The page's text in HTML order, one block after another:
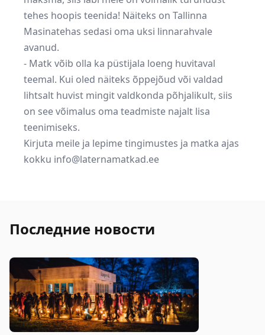
tehes hoopis teenida! Näiteks on Tallinna
Masinatehas sedasi oma uksi linnarahvale
avanud.
- Matk võib olla ka püstijala loeng huvitaval
teemal. Kui oled näiteks õppejõud või valdad
lihtsalt huvist mingit valdkonda põhjalikult, siis
on see võimalus oma teadmiste najalt lisa
teenimiseks.
Kirjuta meile ja lepime tingimustes ja matka ajas
kokku info@laternamatkad.ee
Последние новости